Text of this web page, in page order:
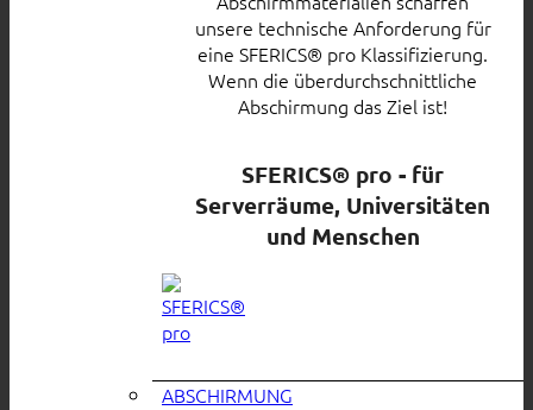
unsere technische Anforderung für
eine SFERICS® pro Klassifizierung.
Wenn die überdurchschnittliche
Abschirmung das Ziel ist!
SFERICS® pro - für
Serverräume, Universitäten
und Menschen
ABSCHIRMUNG